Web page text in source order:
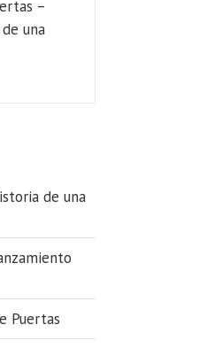
–
una
de una
Puertas